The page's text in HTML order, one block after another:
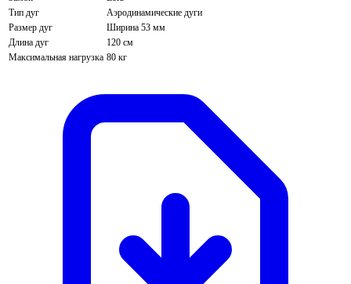
Тип дуг
Аэродинамические дуги
Размер дуг
Ширина 53 мм
Длина дуг
120 см
Максимальная нагрузка 80 кг